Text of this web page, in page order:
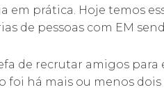
em prática. Hoje temos
de pessoas com EM
de recrutar amigos para
foi há mais ou menos